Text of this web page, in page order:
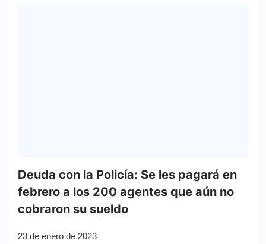
Deuda con la Policía: Se les pagará en
febrero a los 200 agentes que aún no
cobraron su sueldo
23 de enero de 2023